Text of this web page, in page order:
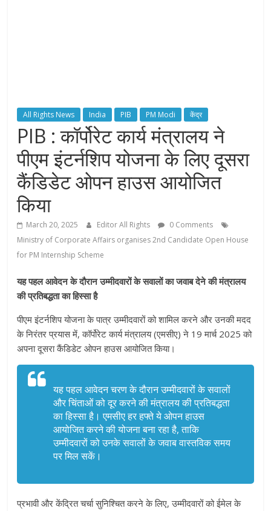
All Rights News India PIB PM Modi केंद्र
PIB : कॉर्पोरेट कार्य मंत्रालय ने
पीएम इंटर्नशिप योजना के लिए दूसरा
कैंडिडेट ओपन हाउस आयोजित
किया
March 20, 2025 Editor All Rights
0 Comments
Ministry of Corporate Affairs organises 2nd Candidate Open House
for PM Internship Scheme
यह पहल आवेदन के दौरान उम्मीदवारों के सवालों का जवाब देने की मंत्रालय
की प्रतिबद्धता का हिस्सा है
पीएम इंटर्नशिप योजना के पात्र उम्मीदवारों को शामिल करने और उनकी मदद
के निरंतर प्रयास में, कॉर्पोरेट कार्य मंत्रालय (एमसीए) ने 19 मार्च 2025 को
अपना दूसरा कैंडिडेट ओपन हाउस आयोजित किया।
यह पहल आवेदन चरण के दौरान उम्मीदवारों के सवालों
और चिंताओं को दूर करने की मंत्रालय की प्रतिबद्धता
का हिस्सा है। एमसीए हर हफ्ते ये ओपन हाउस
आयोजित करने की योजना बना रहा है, ताकि
उम्मीदवारों को उनके सवालों के जवाब वास्तविक समय
पर मिल सकें।
प्रभावी और केंद्रित चर्चा सुनिश्चित करने के लिए, उम्मीदवारों को ईमेल के